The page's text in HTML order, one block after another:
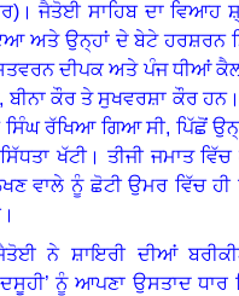
।ਜੈਤੋਈ ਸਾਹਿਬ ਦਾ ਵਿਆਹ
ਅਤੇ ਉਨ੍ਹਾਂ ਦੇ ਬੇਟੇ ਹਰਸ਼ਰਨ
ਦੀਪਕ ਅਤੇ ਪੰਜ ਧੀਆਂ
,ਬੀਨਾ ਕੌਰ ਤੇ ਸੁਖਵਰਸ਼ਾ ਕੌਰ ਹਨ
ਰੱਖਿਆ ਗਿਆ ਸੀ, ਪਿੱਛੋਂ
ਖੱਟੀ। ਤੀਜੀ ਜਮਾਤ
ਵਾਲੇ ਨੂੰ ਛੋਟੀ ਉਮਰ ਵਿੱਚ
।
ਨੇ ਸ਼ਾਇਰੀ ਦੀਆਂ
’ਨੂੰ ਆਪਣਾ ਉਸਤਾਦ ਧਾਰ